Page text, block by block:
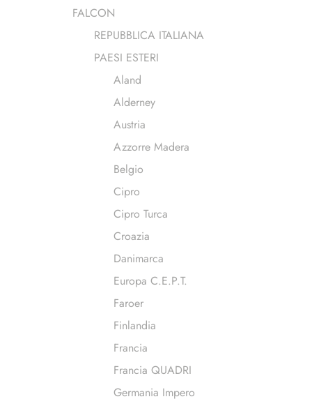
FALCON
REPUBBLICA ITALIANA
PAESI ESTERI
Aland
Alderney
Austria
Azzorre Madera
Belgio
Cipro
Cipro Turca
Croazia
Danimarca
Europa C.E.P.T.
Faroer
Finlandia
Francia
Francia QUADRI
Germania Impero